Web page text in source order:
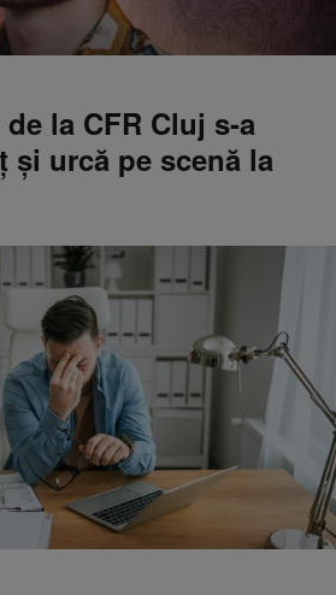
la CFR Cluj s-a
şi urcă pe scenă la